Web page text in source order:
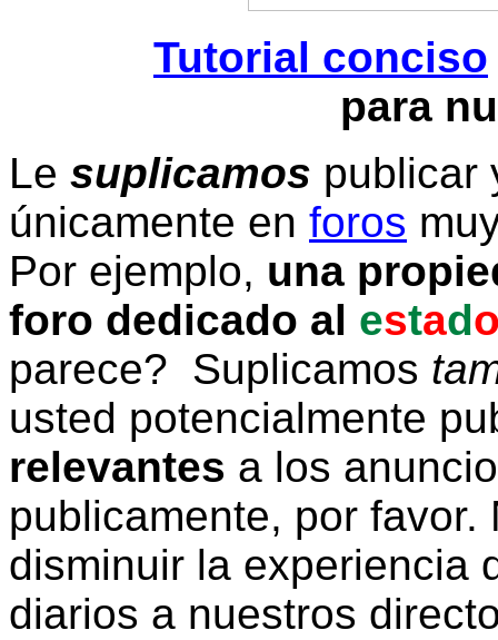
Tutorial conciso
para
Le suplicamos publicar
únicamente en foros
Por ejemplo, una
foro dedicado al estad
parece? Suplicamos
usted potencialmente
relevantes a los
publicamente, por
disminuir la experiencia
diarios a nuestros